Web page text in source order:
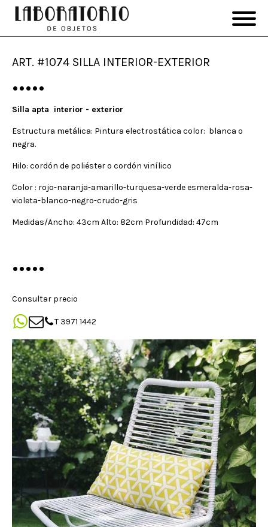
ART. #1074 SILLA INTERIOR-EXTERIOR
•••••
Silla apta interior - exterior
Estructura metálica: Pintura electrostática color: blanca o
negra.
Hilo: cordón de poliéster o cordón vinílico
Color : rojo-naranja-amarillo-turquesa-verde esmeralda-rosa-
violeta-blanco-negro-crudo-gris
Medidas/Ancho: 43cm Alto: 82cm Profundidad: 47cm
•••••
Consultar precio
T 3971 1442